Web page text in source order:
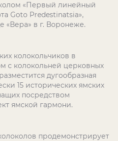
«Первый линейный
Goto Predestinatsia»,
«Вера» в г. Воронеже.
колокольчиков в
с колокольней церковных
дугообразная
15 исторических ямских
посредством
ямской гармони.
продемонстрирует